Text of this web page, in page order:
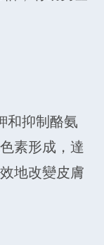
和抑制酪氨
素形成，達
地改變皮膚